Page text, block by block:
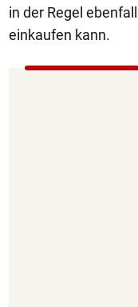
in der Regel
einkaufen kann.